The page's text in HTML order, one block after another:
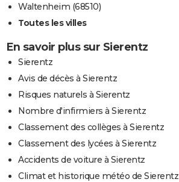
Waltenheim (68510)
Toutes les villes
En savoir plus sur Sierentz
Sierentz
Avis de décès à Sierentz
Risques naturels à Sierentz
Nombre d'infirmiers à Sierentz
Classement des collèges à Sierentz
Classement des lycées à Sierentz
Accidents de voiture à Sierentz
Climat et historique météo de Sierentz